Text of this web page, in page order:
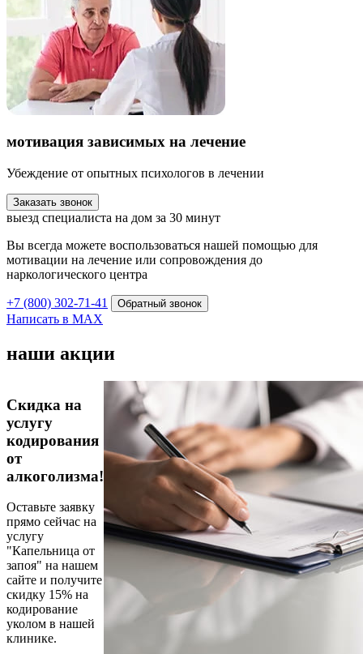
мотивация зависимых на лечение
Убеждение от опытных психологов в лечении
Заказать звонок
выезд специалиста на дом за 30 минут
Вы всегда можете воспользоваться нашей помощью для
мотивации на лечение или сопровождения до
наркологического центра
+7 (800) 302-71-41 Обратный звонок
Написать в MAX
наши акции
Скидка на
услугу
кодирования
от
алкоголизма!
Оставьте заявку
прямо сейчас на
услугу
"Капельница от
запоя" на нашем
сайте и получите
скидку 15% на
кодирование
уколом в нашей
клинике.